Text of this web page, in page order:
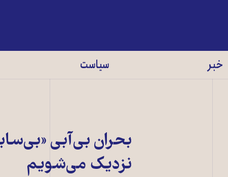
خبر سیاست
بحران بی‌آبی
نزدیک می‌شویم